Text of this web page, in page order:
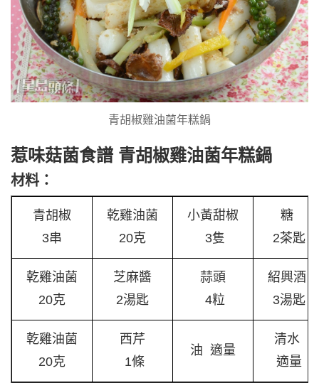
青胡椒雞油菌年糕鍋
惹味菇菌食譜 青胡椒雞油菌年糕鍋
材料：
青胡椒
3串
乾雞油菌
20克
小黃甜椒
3隻
糖
2茶匙
乾雞油菌
20克
芝麻醬
2湯匙
蒜頭
4粒
紹興酒
3湯匙
乾雞油菌
20克
西芹
1條
油 適量
清水
適量